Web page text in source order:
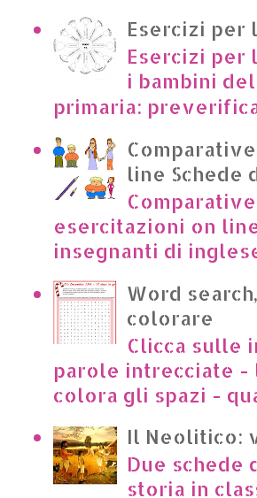
Esercizi per
Esercizi per
i bambini
primaria: preverifica
line Schede
esercitazioni on
insegnanti di
Word
colorare
Clicca sulle
parole intrecciate
colora gli spazi -
Il Neolitico:
Due
storia in